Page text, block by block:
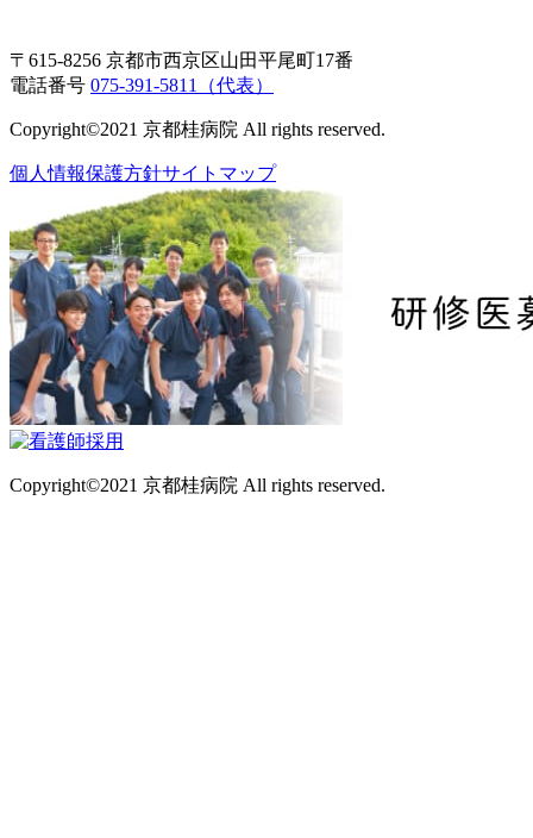
〒615-8256 京都市西京区山田平尾町17番
電話番号 075-391-5811（代表）
Copyright©2021 京都桂病院 All rights reserved.
個人情報保護方針サイトマップ
Copyright©2021 京都桂病院 All rights reserved.